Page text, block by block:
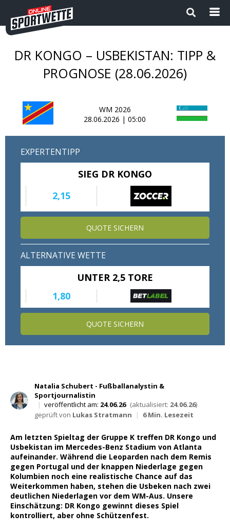
Sport Magazin 1
Vergleich 2026
Neue Wettanbieter
Sportwetten Apps
Wett Tipps für Heute
DR KONGO – USBEKISTAN: TIPP &
PROGNOSE (28.06.2026)
WM 2026
28.06.2026 | 05:00
EXPERTENTIPP
SIEG DR KONGO
2,15
QUOTE SICHERN
ALTERNATIVE WETTE
UNTER 2,5 TORE
1,80
QUOTE SICHERN
Natalia Schubert - Fußballanalystin &
Sportjournalistin
| veröffentlicht am: 24.06.26 (aktualisiert: 24.06.26)
geprüft von Lukas Stratmann | 6 Min. Lesezeit
Am letzten Spieltag der Gruppe K treffen DR Kongo und
Usbekistan im Mercedes-Benz Stadium von Atlanta
aufeinander. Während die Leoparden nach dem Remis
gegen Portugal und der knappen Niederlage gegen
Kolumbien noch eine realistische Chance auf das
Weiterkommen haben, stehen die Usbeken nach zwei
deutlichen Niederlagen vor dem WM-Aus. Unsere
Einschätzung: DR Kongo gewinnt dieses Spiel
kontrolliert, aber ohne Schützenfest.